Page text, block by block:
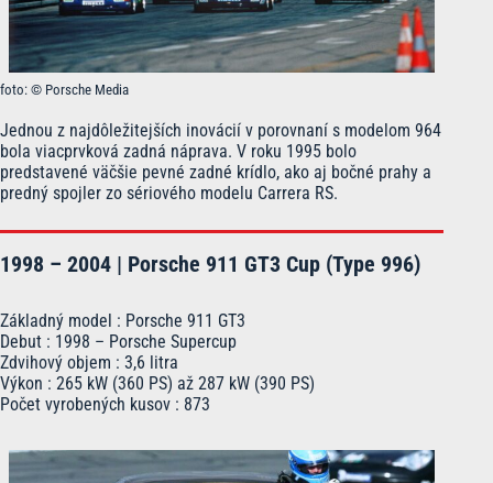
foto: © Porsche Media
Jednou z najdôležitejších inovácií v porovnaní s modelom 964
bola viacprvková zadná náprava. V roku 1995 bolo
predstavené väčšie pevné zadné krídlo, ako aj bočné prahy a
predný spojler zo sériového modelu Carrera RS.
1998 – 2004 | Porsche 911 GT3 Cup (Type 996)
Základný model : Porsche 911 GT3
Debut : 1998 – Porsche Supercup
Zdvihový objem : 3,6 litra
Výkon : 265 kW (360 PS) až 287 kW (390 PS)
Počet vyrobených kusov : 873